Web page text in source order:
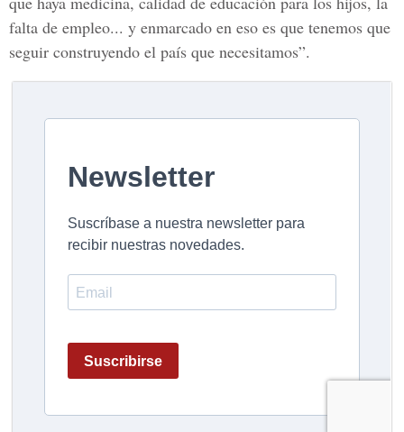
falta de empleo... y enmarcado en eso es que tenemos que
seguir construyendo el país que necesitamos”.